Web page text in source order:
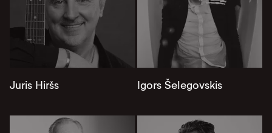
Juris Hiršs Igors Šelegovskis